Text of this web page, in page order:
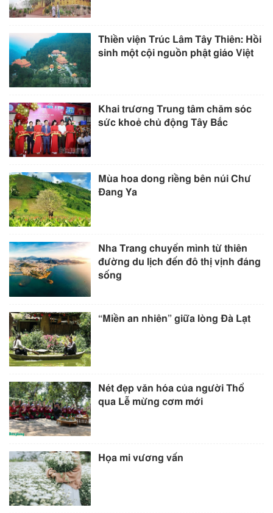
Thiền viện Trúc Lâm Tây Thiên: Hồi
sinh một cội nguồn phật giáo Việt
Khai trương Trung tâm chăm sóc
sức khoẻ chủ động Tây Bắc
Mùa hoa dong riềng bên núi Chư
Đang Ya
Nha Trang chuyển mình từ thiên
đường du lịch đến đô thị vịnh đáng
sống
“Miền an nhiên” giữa lòng Đà Lạt
Nét đẹp văn hóa của người Thổ
qua Lễ mừng cơm mới
Họa mi vương vấn